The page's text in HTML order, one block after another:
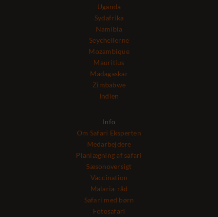
Uganda
Sydafrika
Namibia
Seychellerne
Mozambique
Mauritius
Madagaskar
Zimbabwe
Indien
Info
Om Safari Eksperten
Medarbejdere
Planlægning af safari
Sæsonoversigt
Vaccination
Malaria-råd
Safari med børn
Fotosafari